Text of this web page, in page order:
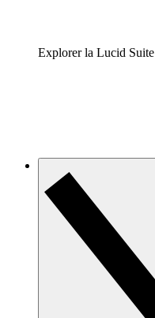
Explorer la Lucid Suite